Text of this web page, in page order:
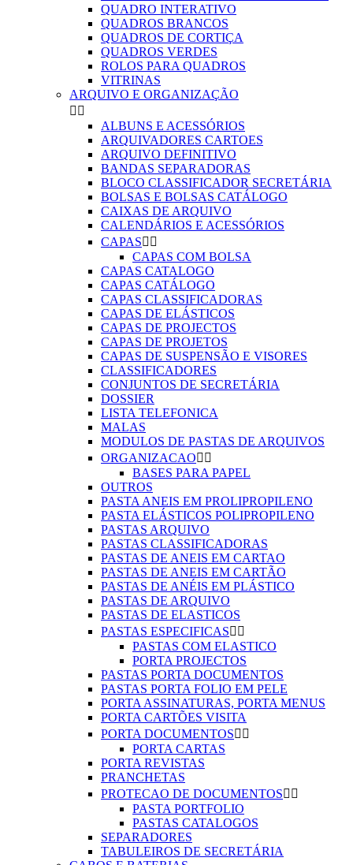
QUADRO INTERATIVO
QUADROS BRANCOS
QUADROS DE CORTIÇA
QUADROS VERDES
ROLOS PARA QUADROS
VITRINAS
ARQUIVO E ORGANIZAÇÃO
 
ALBUNS E ACESSÓRIOS
ARQUIVADORES CARTOES
ARQUIVO DEFINITIVO
BANDAS SEPARADORAS
BLOCO CLASSIFICADOR SECRETÁRIA
BOLSAS E BOLSAS CATÁLOGO
CAIXAS DE ARQUIVO
CALENDÁRIOS E ACESSÓRIOS
CAPAS 
CAPAS COM BOLSA
CAPAS CATALOGO
CAPAS CATÁLOGO
CAPAS CLASSIFICADORAS
CAPAS DE ELÁSTICOS
CAPAS DE PROJECTOS
CAPAS DE PROJETOS
CAPAS DE SUSPENSÃO E VISORES
CLASSIFICADORES
CONJUNTOS DE SECRETÁRIA
DOSSIER
LISTA TELEFONICA
MALAS
MODULOS DE PASTAS DE ARQUIVOS
ORGANIZACAO 
BASES PARA PAPEL
OUTROS
PASTA ANEIS EM PROLIPROPILENO
PASTA ELÁSTICOS POLIPROPILENO
PASTAS ARQUIVO
PASTAS CLASSIFICADORAS
PASTAS DE ANEIS EM CARTAO
PASTAS DE ANEIS EM CARTÃO
PASTAS DE ANÉIS EM PLÁSTICO
PASTAS DE ARQUIVO
PASTAS DE ELASTICOS
PASTAS ESPECIFICAS 
PASTAS COM ELASTICO
PORTA PROJECTOS
PASTAS PORTA DOCUMENTOS
PASTAS PORTA FOLIO EM PELE
PORTA ASSINATURAS, PORTA MENUS
PORTA CARTÕES VISITA
PORTA DOCUMENTOS 
PORTA CARTAS
PORTA REVISTAS
PRANCHETAS
PROTECAO DE DOCUMENTOS 
PASTA PORTFOLIO
PASTAS CATALOGOS
SEPARADORES
TABULEIROS DE SECRETÁRIA